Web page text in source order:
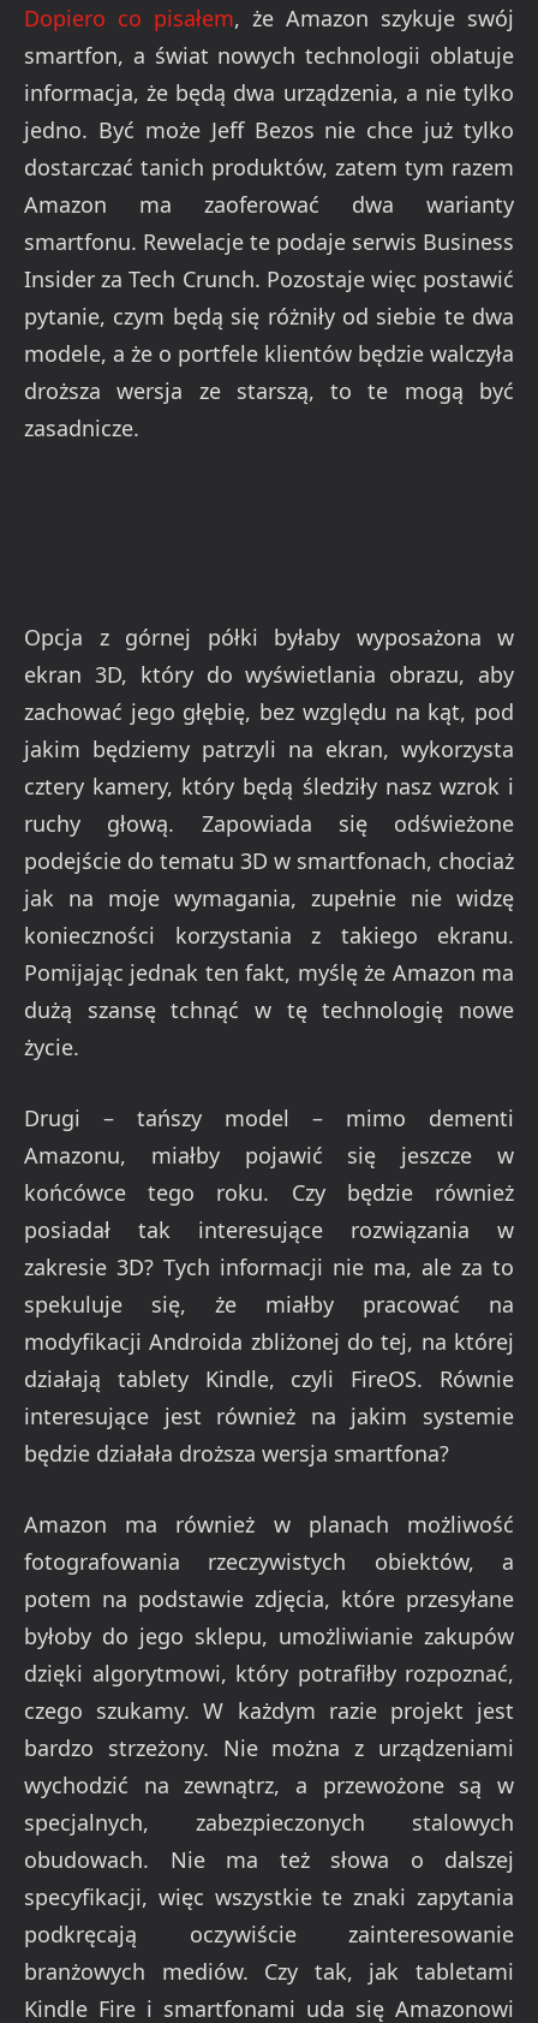
Dopiero co pisałem, że Amazon szykuje swój
smartfon, a świat nowych technologii oblatuje
informacja, że będą dwa urządzenia, a nie tylko
jedno. Być może Jeff Bezos nie chce już tylko
dostarczać tanich produktów, zatem tym razem
Amazon ma zaoferować dwa warianty
smartfonu. Rewelacje te podaje serwis Business
Insider za Tech Crunch. Pozostaje więc postawić
pytanie, czym będą się różniły od siebie te dwa
modele, a że o portfele klientów będzie walczyła
droższa wersja ze starszą, to te mogą być
zasadnicze.
Opcja z górnej półki byłaby wyposażona w
ekran 3D, który do wyświetlania obrazu, aby
zachować jego głębię, bez względu na kąt, pod
jakim będziemy patrzyli na ekran, wykorzysta
cztery kamery, który będą śledziły nasz wzrok i
ruchy głową. Zapowiada się odświeżone
podejście do tematu 3D w smartfonach, chociaż
jak na moje wymagania, zupełnie nie widzę
konieczności korzystania z takiego ekranu.
Pomijając jednak ten fakt, myślę że Amazon ma
dużą szansę tchnąć w tę technologię nowe
życie.
Drugi – tańszy model – mimo dementi
Amazonu, miałby pojawić się jeszcze w
końcówce tego roku. Czy będzie również
posiadał tak interesujące rozwiązania w
zakresie 3D? Tych informacji nie ma, ale za to
spekuluje się, że miałby pracować na
modyfikacji Androida zbliżonej do tej, na której
działają tablety Kindle, czyli FireOS. Równie
interesujące jest również na jakim systemie
będzie działała droższa wersja smartfona?
Amazon ma również w planach możliwość
fotografowania rzeczywistych obiektów, a
potem na podstawie zdjęcia, które przesyłane
byłoby do jego sklepu, umożliwianie zakupów
dzięki algorytmowi, który potrafiłby rozpoznać,
czego szukamy. W każdym razie projekt jest
bardzo strzeżony. Nie można z urządzeniami
wychodzić na zewnątrz, a przewożone są w
specjalnych, zabezpieczonych stalowych
obudowach. Nie ma też słowa o dalszej
specyfikacji, więc wszystkie te znaki zapytania
podkręcają oczywiście zainteresowanie
branżowych mediów. Czy tak, jak tabletami
Kindle Fire i smartfonami uda się Amazonowi